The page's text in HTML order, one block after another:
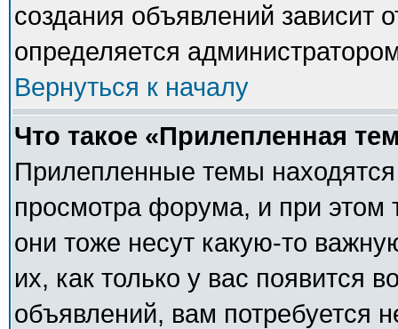
создания объявлений зависит
определяется
Вернуться к началу
Что такое «Прилепленная
Прилепленные темы
просмотра форума, и при этом
они тоже несут какую-то
их, как только у вас появится
объявлений, вам потребуется